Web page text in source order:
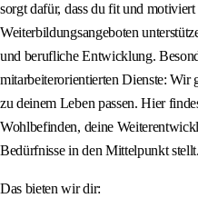
sorgt dafür, dass du fit und
Weiterbildungsangeboten
und berufliche Entwicklung.
mitarbeiterorientierten Dienste: Wir
zu deinem Leben passen. Hier
Wohlbefinden, deine
Bedürfnisse in den Mittelpunkt stellt.
Das bieten wir dir: